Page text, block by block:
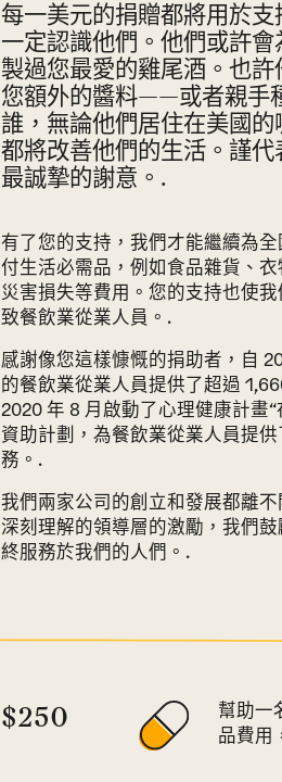
每一美元的捐贈都將用於
一定認識他們。他們或許
製過您最愛的雞尾酒。也
您額外的醬料——或者親手
誰，無論他們居住在美國
都將改善他們的生活。謹
最誠摯的謝意。.
有了您的支持，我們才能繼續為
付生活必需品，例如食品雜貨、
災害損失等費用。您的支持也使我
致餐飲業從業人員。.
感謝像您這樣慷慨的捐助者，自
的餐飲業從業人員提供了超過
2020 年 8 月啟動了心理健康計畫
資助計劃，為餐飲業從業人員提
務。.
我們兩家公司的創立和發展都離
深刻理解的領導層的激勵，我們
終服務於我們的人們。.
$250
幫助一
品費用